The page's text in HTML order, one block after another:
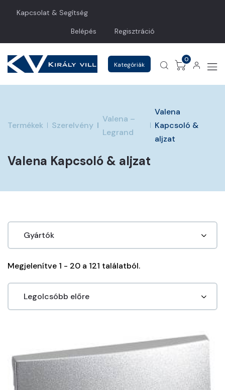
Kapcsolat & Segítség
Belépés Regisztráció
Kategóriák
0
Termékek Szerelvény
Valena –
Legrand
Valena
Kapcsoló &
aljzat
Valena Kapcsoló & aljzat
Megjelenítve 1 - 20 a 121 találatból.